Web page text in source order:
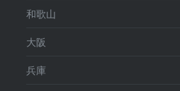
和歌山
大阪
兵庫